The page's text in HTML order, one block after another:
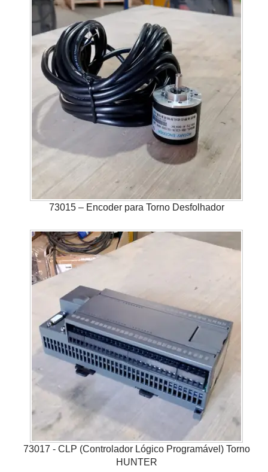
73015 – Encoder para Torno Desfolhador
73017 - CLP (Controlador Lógico Programável) Torno
HUNTER